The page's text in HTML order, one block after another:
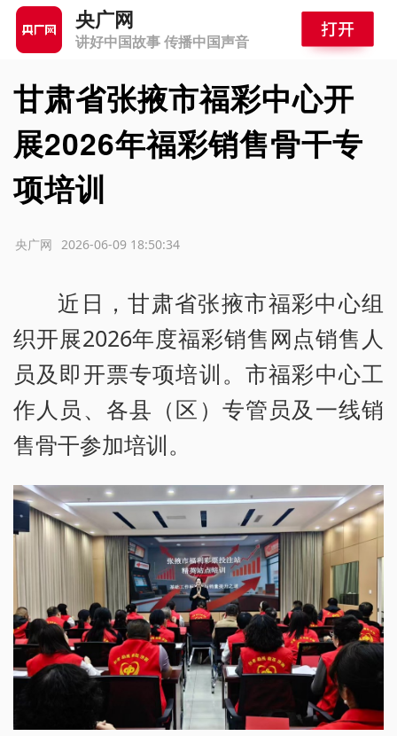
央广网
讲好中国故事 传播中国声音
甘肃省张掖市福彩中心开
展2026年福彩销售骨干专
项培训
2026-06-09 18:50:34
央广网
近日，甘肃省张掖市福彩中心组
织开展2026年度福彩销售网点销售人
员及即开票专项培训。市福彩中心工
作人员、各县（区）专管员及一线销
售骨干参加培训。